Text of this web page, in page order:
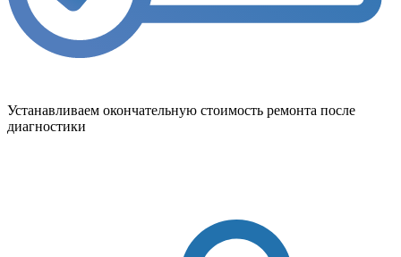
Устанавливаем окончательную стоимость ремонта после
диагностики